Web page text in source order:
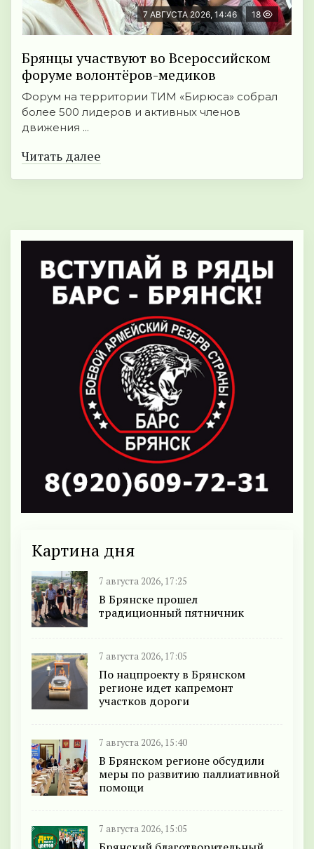
7 АВГУСТА 2026, 14:46 18
Брянцы участвуют во Всероссийском
форуме волонтёров-медиков
Форум на территории ТИМ «Бирюса» собрал
более 500 лидеров и активных членов
движения ...
Читать далее
Картина дня
7 августа 2026, 17:25
В Брянске прошел
традиционный пятничник
7 августа 2026, 17:05
По нацпроекту в Брянском
регионе идет капремонт
участков дороги
7 августа 2026, 15:40
В Брянском регионе обсудили
меры по развитию паллиативной
помощи
7 августа 2026, 15:05